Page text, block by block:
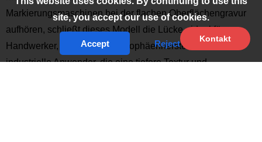
Markierungsmaschinen bei der flachen Oberflächengravur
aufhören, schließt dieses Modell die Lücke - ideal für
Handwerker, Formenbauer, Trophäenhersteller und
industrielle Anwender, die eine tiefere Textur und
Kontakt
site, you accept our use of cookies.
Accept Reject